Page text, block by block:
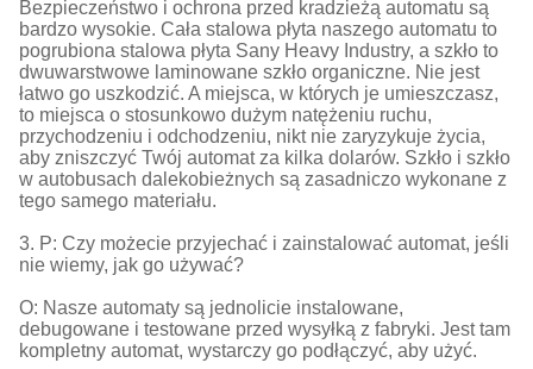
Bezpieczeństwo i ochrona przed kradzieżą automatu są
bardzo wysokie. Cała stalowa płyta naszego automatu to
pogrubiona stalowa płyta Sany Heavy Industry, a szkło to
dwuwarstwowe laminowane szkło organiczne. Nie jest
łatwo go uszkodzić. A miejsca, w których je umieszczasz,
to miejsca o stosunkowo dużym natężeniu ruchu,
przychodzeniu i odchodzeniu, nikt nie zaryzykuje życia,
aby zniszczyć Twój automat za kilka dolarów. Szkło i szkło
w autobusach dalekobieżnych są zasadniczo wykonane z
tego samego materiału.
3. P: Czy możecie przyjechać i zainstalować automat, jeśli
nie wiemy, jak go używać?
O: Nasze automaty są jednolicie instalowane,
debugowane i testowane przed wysyłką z fabryki. Jest tam
kompletny automat, wystarczy go podłączyć, aby użyć.